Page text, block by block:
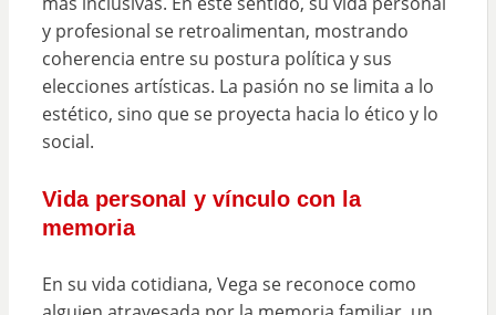
y profesional se retroalimentan, mostrando
coherencia entre su postura política y sus
elecciones artísticas. La pasión no se limita a lo
estético, sino que se proyecta hacia lo ético y lo
social.
Vida personal y vínculo con la
memoria
En su vida cotidiana, Vega se reconoce como